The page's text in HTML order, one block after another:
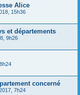
Alice
15h36
et départements
9h26
concerné
7h24